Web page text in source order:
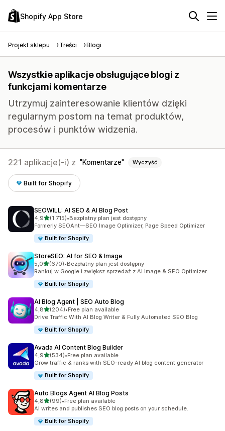
Shopify App Store
Projekt sklepu Treści Blogi
Wszystkie aplikacje obsługujące blogi z
funkcjami komentarze
Utrzymuj zainteresowanie klientów dzięki
regularnym postom na temat produktów,
procesów i punktów widzenia.
221 aplikacje(-i) z Komentarze Wyczyść
Built for Shopify
SEOWILL: AI SEO & AI Blog Post
4,9na 5 gwiazdek
(1 715)
Łączna liczba recenzji: 1715
•Bezpłatny plan jest dostępny
Formerly SEOAnt—SEO Image Optimizer, Page Speed Optimizer
Built for Shopify
StoreSEO: AI for SEO & Image
5,0na 5 gwiazdek
(670)
Łączna liczba recenzji: 670
•Bezpłatny plan jest dostępny
Rankuj w Google i zwiększ sprzedaż z AI Image & SEO Optimizer.
Built for Shopify
AI Blog Agent | SEO Auto Blog
4,8na 5 gwiazdek
(204)
Łączna liczba recenzji: 204
•Free plan available
Drive Traffic With AI Blog Writer & Fully Automated SEO Blog
Built for Shopify
Avada AI Content Blog Builder
4,9na 5 gwiazdek
(534)
Łączna liczba recenzji: 534
•Free plan available
Grow traffic & ranks with SEO-ready AI blog content generator
Built for Shopify
Auto Blogs Agent AI Blog Posts
4,8na 5 gwiazdek
(99)
Łączna liczba recenzji: 99
•Free plan available
AI writes and publishes SEO blog posts on your schedule.
Built for Shopify